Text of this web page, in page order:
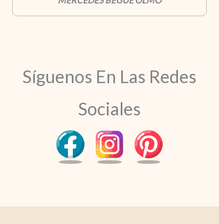
Síguenos En Las Redes
Sociales